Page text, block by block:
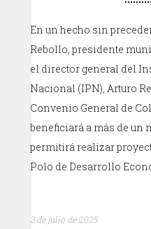
En un hecho sin
Rebollo, presidente
el director general del
Nacional (IPN), Arturo
Convenio General de
beneficiará a más de un
permitirá realizar
Polo de Desarrollo
3 de julio de 2025